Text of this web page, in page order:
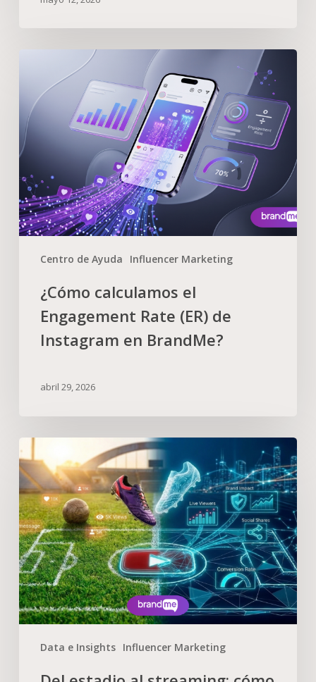
Centro de Ayuda Influencer Marketing
¿Cómo calculamos el
Engagement Rate (ER) de
Instagram en BrandMe?
abril 29, 2026
Data e Insights Influencer Marketing